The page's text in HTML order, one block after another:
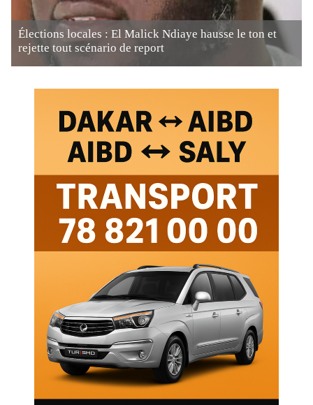
Élections locales : El Malick Ndiaye hausse le ton et
rejette tout scénario de report